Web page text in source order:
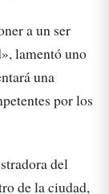
a un ser
lamentó uno
una
por los
del
de la ciudad,